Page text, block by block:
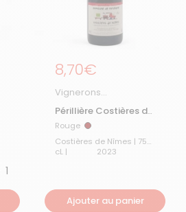
1
Prix régulier
8,70€
Vignerons
d'Estezargues
Périllière Costières de
Nîmes 2023
Rouge Rouge
Costières de Nîmes | 75
cL |
2023
Ajouter au panier